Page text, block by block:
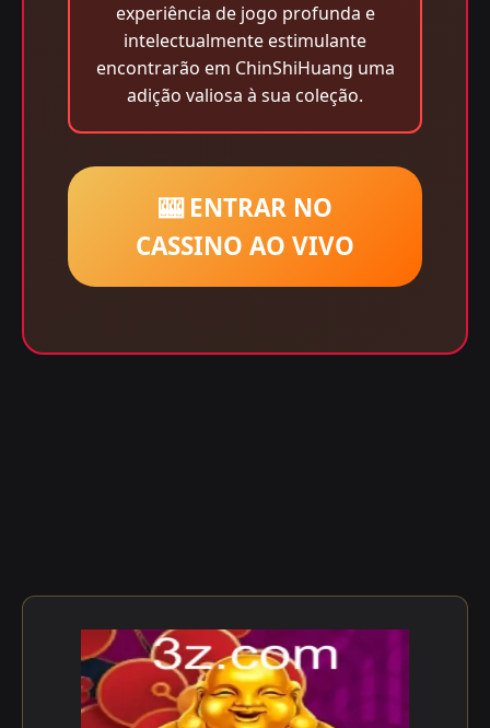
experiência de jogo profunda e
intelectualmente estimulante
encontrarão em ChinShiHuang uma
adição valiosa à sua coleção.
🎰 ENTRAR NO
CASSINO AO VIVO